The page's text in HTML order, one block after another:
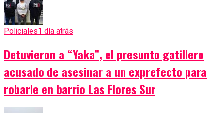
Policiales1 día atrás
Detuvieron a “Yaka”, el presunto gatillero
acusado de asesinar a un exprefecto para
robarle en barrio Las Flores Sur